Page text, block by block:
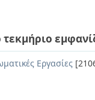
τεκμήριο
Εργασίες